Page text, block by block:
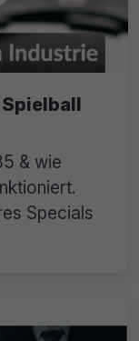
Spielball
& wie
Specials